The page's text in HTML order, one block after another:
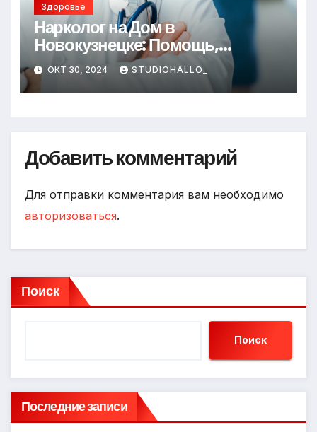
Здоровье
Нарколог на Дом в
Новокузнецке: Помощь,
Которая Всегда Рядом
ОКТ 30, 2024 STUDIOHALLO_
Добавить комментарий
Для отправки комментария вам необходимо
авторизоваться.
Поиск
Поиск
Последние записи